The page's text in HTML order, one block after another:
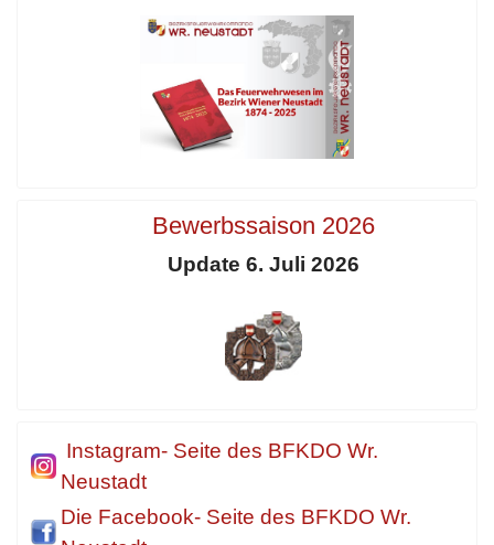
Bewerbssaison 2026
Update 6. Juli 2026
Instagram- Seite des BFKDO Wr.
Neustadt
Die Facebook- Seite des BFKDO Wr.